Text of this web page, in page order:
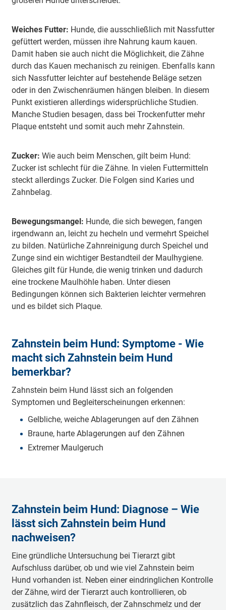
Weiches Futter: Hunde, die ausschließlich mit Nassfutter
gefüttert werden, müssen ihre Nahrung kaum kauen.
Damit haben sie auch nicht die Möglichkeit, die Zähne
durch das Kauen mechanisch zu reinigen. Ebenfalls kann
sich Nassfutter leichter auf bestehende Beläge setzen
oder in den Zwischenräumen hängen bleiben. In diesem
Punkt existieren allerdings widersprüchliche Studien.
Manche Studien besagen, dass bei Trockenfutter mehr
Plaque entsteht und somit auch mehr Zahnstein.
Zucker: Wie auch beim Menschen, gilt beim Hund:
Zucker ist schlecht für die Zähne. In vielen Futtermitteln
steckt allerdings Zucker. Die Folgen sind Karies und
Zahnbelag.
Bewegungsmangel: Hunde, die sich bewegen, fangen
irgendwann an, leicht zu hecheln und vermehrt Speichel
zu bilden. Natürliche Zahnreinigung durch Speichel und
Zunge sind ein wichtiger Bestandteil der Maulhygiene.
Gleiches gilt für Hunde, die wenig trinken und dadurch
eine trockene Maulhöhle haben. Unter diesen
Bedingungen können sich Bakterien leichter vermehren
und es bildet sich Plaque.
Zahnstein beim Hund: Symptome - Wie
macht sich Zahnstein beim Hund
bemerkbar?
Zahnstein beim Hund lässt sich an folgenden
Symptomen und Begleiterscheinungen erkennen:
Gelbliche, weiche Ablagerungen auf den Zähnen
Braune, harte Ablagerungen auf den Zähnen
Extremer Maulgeruch
Zahnstein beim Hund: Diagnose – Wie
lässt sich Zahnstein beim Hund
nachweisen?
Eine gründliche Untersuchung bei Tierarzt gibt
Aufschluss darüber, ob und wie viel Zahnstein beim
Hund vorhanden ist. Neben einer eindringlichen Kontrolle
der Zähne, wird der Tierarzt auch kontrollieren, ob
zusätzlich das Zahnfleisch, der Zahnschmelz und der